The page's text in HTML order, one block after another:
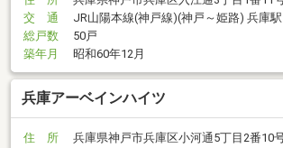
交 通
JR山陽本線(神戸線)(神戸～姫路) 兵庫
総戸数
50戸
築年月
昭和60年12月
兵庫アーベインハイツ
住 所
兵庫県神戸市兵庫区小河通5丁目2番10